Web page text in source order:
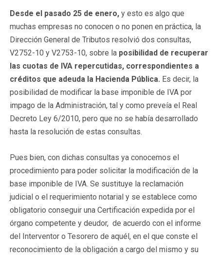
Desde el pasado 25 de enero, y esto es algo que
muchas empresas no conocen o no ponen en práctica, la
Dirección General de Tributos resolvió dos consultas,
V2752-10 y V2753-10, sobre la posibilidad de recuperar
las cuotas de IVA repercutidas, correspondientes a
créditos que adeuda la Hacienda Pública. Es decir, la
posibilidad de modificar la base imponible de IVA por
impago de la Administración, tal y como preveía el Real
Decreto Ley 6/2010, pero que no se había desarrollado
hasta la resolución de estas consultas.
Pues bien, con dichas consultas ya conocemos el
procedimiento para poder solicitar la modificación de la
base imponible de IVA. Se sustituye la reclamación
judicial o el requerimiento notarial y se establece como
obligatorio conseguir una Certificación expedida por el
órgano competente y deudor, de acuerdo con el informe
del Interventor o Tesorero de aquél, en el que conste el
reconocimiento de la obligación a cargo del mismo y su